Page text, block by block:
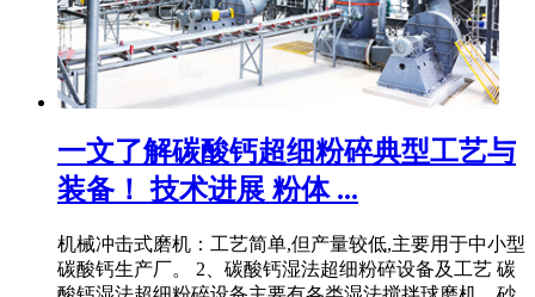
一文了解碳酸钙超细粉碎典型工艺与
装备！ 技术进展 粉体 ...
机械冲击式磨机：工艺简单,但产量较低,主要用于中小型
碳酸钙生产厂。 2、碳酸钙湿法超细粉碎设备及工艺 碳